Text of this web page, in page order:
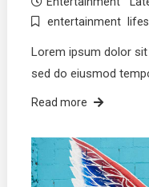
entertainment
Lorem ipsum dolor
sed do eiusmod
Read more